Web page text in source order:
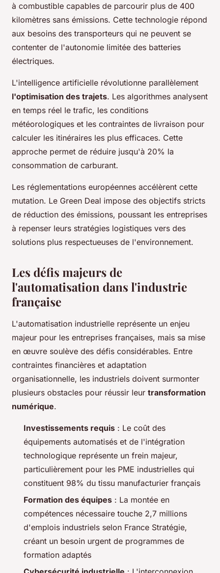
à combustible capables de parcourir plus de 400
kilomètres sans émissions. Cette technologie répond
aux besoins des transporteurs qui ne peuvent se
contenter de l'autonomie limitée des batteries
électriques.
L'intelligence artificielle révolutionne parallèlement
l'optimisation des trajets. Les algorithmes analysent
en temps réel le trafic, les conditions
météorologiques et les contraintes de livraison pour
calculer les itinéraires les plus efficaces. Cette
approche permet de réduire jusqu'à 20% la
consommation de carburant.
Les réglementations européennes accélèrent cette
mutation. Le Green Deal impose des objectifs stricts
de réduction des émissions, poussant les entreprises
à repenser leurs stratégies logistiques vers des
solutions plus respectueuses de l'environnement.
Les défis majeurs de
l'automatisation dans l'industrie
française
L'automatisation industrielle représente un enjeu
majeur pour les entreprises françaises, mais sa mise
en œuvre soulève des défis considérables. Entre
contraintes financières et adaptation
organisationnelle, les industriels doivent surmonter
plusieurs obstacles pour réussir leur transformation
numérique.
Investissements requis : Le coût des
équipements automatisés et de l'intégration
technologique représente un frein majeur,
particulièrement pour les PME industrielles qui
constituent 98% du tissu manufacturier français
Formation des équipes : La montée en
compétences nécessaire touche 2,7 millions
d'emplois industriels selon France Stratégie,
créant un besoin urgent de programmes de
formation adaptés